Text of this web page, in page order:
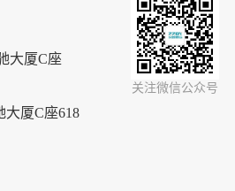
大厦C座
大厦C座618
关注微信公众号